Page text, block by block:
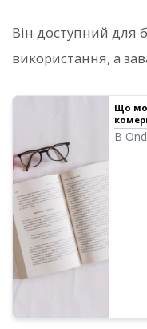
Він доступний для
використання, а
Що
В